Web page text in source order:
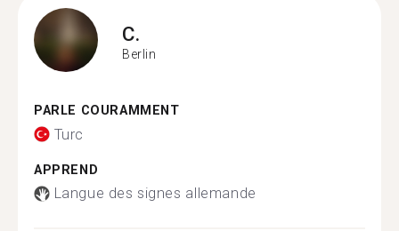
C.
Berlin
PARLE COURAMMENT
Turc
APPREND
Langue des signes allemande